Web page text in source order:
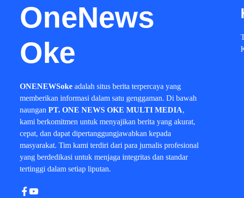
OneNews
Oke
ONENEWSoke adalah situs berita terpercaya yang
memberikan informasi dalam satu genggaman. Di bawah
naungan PT. ONE NEWS OKE MULTI MEDIA,
kami berkomitmen untuk menyajikan berita yang akurat,
cepat, dan dapat dipertanggungjawabkan kepada
masyarakat. Tim kami terdiri dari para jurnalis profesional
yang berdedikasi untuk menjaga integritas dan standar
tertinggi dalam setiap liputan.